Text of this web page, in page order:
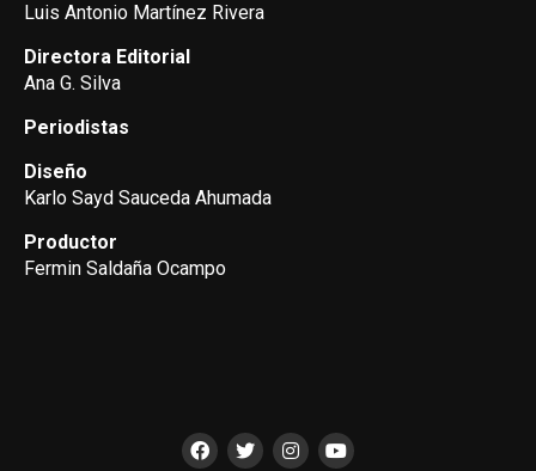
Luis Antonio Martínez Rivera
Directora Editorial
Ana G. Silva
Periodistas
Diseño
Karlo Sayd Sauceda Ahumada
Productor
Fermin Saldaña Ocampo